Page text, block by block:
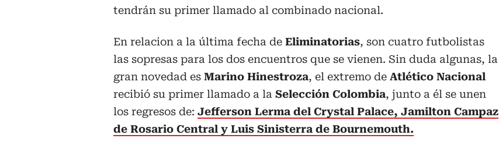
tendrán su primer llamado al combinado nacional.
En relacion a la última fecha de Eliminatorias, son cuatro futbolistas
las sopresas para los dos encuentros que se vienen. Sin duda algunas, la
gran novedad es Marino Hinestroza, el extremo de Atlético Nacional
recibió su primer llamado a la Selección Colombia, junto a él se unen
los regresos de: Jefferson Lerma del Crystal Palace, Jamilton Campaz
de Rosario Central y Luis Sinisterra de Bournemouth.